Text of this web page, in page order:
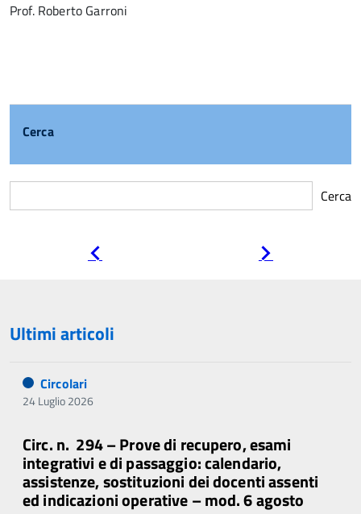
Prof. Roberto Garroni
Cerca
Cerca
Ultimi articoli
Circolari
24 Luglio 2026
Circ. n. 294 – Prove di recupero, esami
integrativi e di passaggio: calendario,
assistenze, sostituzioni dei docenti assenti
ed indicazioni operative – mod. 6 agosto